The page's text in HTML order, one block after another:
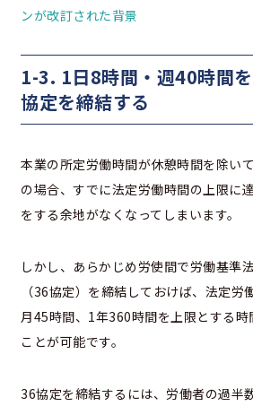
ンが改訂された背景
1-3. 1日8時間・週40時間
協定を締結する
本業の所定労働時間が休憩時間を除い
の場合、すでに法定労働時間の上限に
をする余地がなくなってしまいます。
しかし、あらかじめ労使間で労働基準
（36協定）を締結しておけば、法定労
月45時間、1年360時間を上限とする時
ことが可能です。
36協定を締結するには、労働者の過半